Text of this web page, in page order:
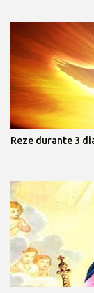
Reze durante 3